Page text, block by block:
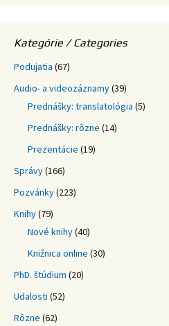
Kategórie / Categories
Podujatia (67)
Audio- a videozáznamy(39)
Prednášky: translatológia (5)
Prednášky: rôzne (14)
Prezentácie (19)
Správy(166)
Pozvánky(223)
Knihy(79)
Nové knihy(40)
Knižnica online (30)
PhD. štúdium (20)
Udalosti (52)
Rôzne (62)